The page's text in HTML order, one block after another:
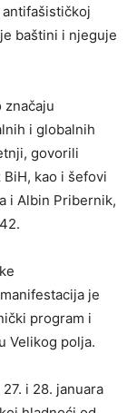
baštini i njeguje
značaju
i globalnih
govorili
kao i šefovi
i Albin Pribernik,
je
program i
Velikog polja.
i 28. januara